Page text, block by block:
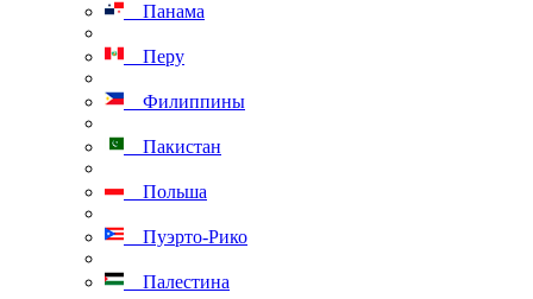
Панама
Перу
Филиппины
Пакистан
Польша
Пуэрто-Рико
Палестина